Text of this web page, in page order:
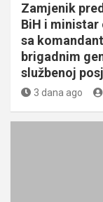
Zamjenik
BiH i ministar
sa
brigadnim
službenoj
3 dana ago